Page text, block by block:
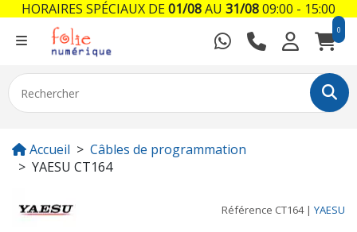
0
Accueil
Câbles de programmation
YAESU CT164
Référence CT164| YAESU
HORAIRES SPÉCIAUX DE01/08AU 31/0809:00 - 15:00